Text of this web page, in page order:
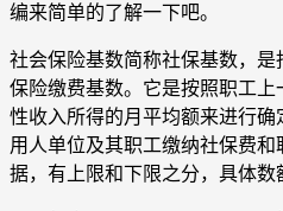
编来简单的了解一下吧。
社会保险基数简称社保基数，
保险缴费基数。它是按照职工上
性收入所得的月平均额来进行
用人单位及其职工缴纳社保费
据，有上限和下限之分，具体数